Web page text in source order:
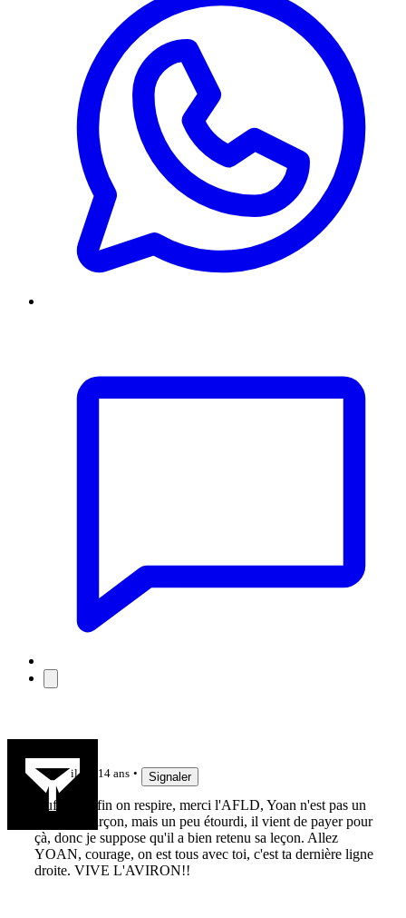
il y a 14 ans Signaler
Ouff!!!! enfin on respire, merci l'AFLD, Yoan n'est pas un
mauvais garçon, mais un peu étourdi, il vient de payer pour
çà, donc je suppose qu'il a bien retenu sa leçon. Allez
YOAN, courage, on est tous avec toi, c'est ta dernière ligne
droite. VIVE L'AVIRON!!